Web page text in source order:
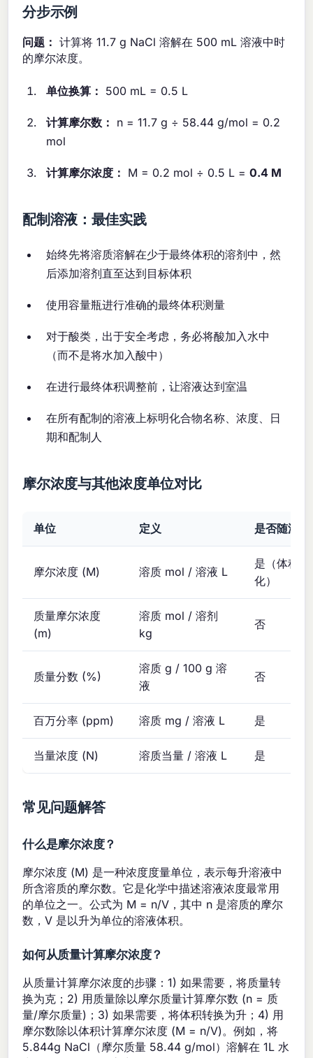
分步示例
问题： 计算将 11.7 g NaCl 溶解在 500 mL 溶液中时
的摩尔浓度。
单位换算： 500 mL = 0.5 L
计算摩尔数： n = 11.7 g ÷ 58.44 g/mol = 0.2
mol
计算摩尔浓度： M = 0.2 mol ÷ 0.5 L =0.4 M
配制溶液：最佳实践
始终先将溶质溶解在少于最终体积的溶剂中，然
后添加溶剂直至达到目标体积
使用容量瓶进行准确的最终体积测量
对于酸类，出于安全考虑，务必将酸加入水中
（而不是将水加入酸中）
在进行最终体积调整前，让溶液达到室温
在所有配制的溶液上标明化合物名称、浓度、日
期和配制人
摩尔浓度与其他浓度单位对比
单位 定义 是否随温
摩尔浓度 (M) 溶质 mol / 溶液 L
是（体积
化）
质量摩尔浓度
(m)
溶质 mol / 溶剂
kg
否
质量分数 (%)
溶质 g / 100 g 溶
液
否
百万分率 (ppm) 溶质 mg / 溶液 L 是
当量浓度 (N) 溶质当量 / 溶液 L 是
常见问题解答
什么是摩尔浓度？
摩尔浓度 (M) 是一种浓度度量单位，表示每升溶液中
所含溶质的摩尔数。它是化学中描述溶液浓度最常用
的单位之一。公式为 M = n/V，其中 n 是溶质的摩尔
数，V 是以升为单位的溶液体积。
如何从质量计算摩尔浓度？
从质量计算摩尔浓度的步骤：1) 如果需要，将质量转
换为克；2) 用质量除以摩尔质量计算摩尔数 (n = 质
量/摩尔质量)；3) 如果需要，将体积转换为升；4) 用
摩尔数除以体积计算摩尔浓度 (M = n/V)。例如，将
5.844g NaCl（摩尔质量 58.44 g/mol）溶解在 1L 水